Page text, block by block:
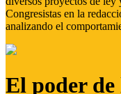
Congresistas en la
analizando el
El poder